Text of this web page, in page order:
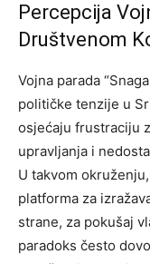
Percepcija
Društvenom
Vojna parada
političke tenzije u
osjećaju frustraciju
upravljanja i
U takvom
platforma za
strane, za pokušaj
paradoks često